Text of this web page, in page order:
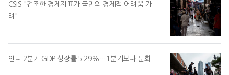
CSIS "견조한 경제지표가 국민의 경제적 어려움 가
려"
인니 2분기 GDP 성장률 5.29%…1분기보다 둔화